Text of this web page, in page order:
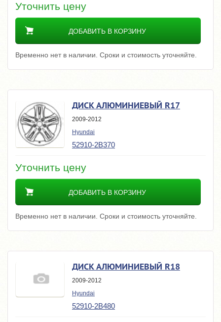
Уточнить цену
ДОБАВИТЬ В КОРЗИНУ
Временно нет в наличии. Сроки и стоимость уточняйте.
ДИСК АЛЮМИНИЕВЫЙ R17
2009-2012
Hyundai
52910-2B370
Уточнить цену
ДОБАВИТЬ В КОРЗИНУ
Временно нет в наличии. Сроки и стоимость уточняйте.
ДИСК АЛЮМИНИЕВЫЙ R18
2009-2012
Hyundai
52910-2B480